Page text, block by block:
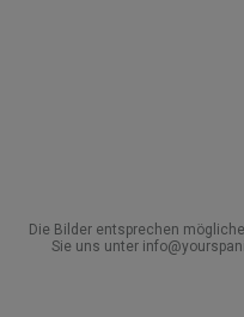
Die Bilder entsprechen
Sie uns unter